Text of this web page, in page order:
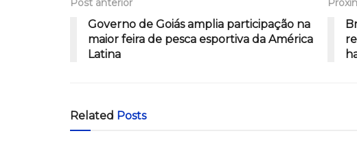
Post anterior
Governo de Goiás amplia participação na
maior feira de pesca esportiva da América
Latina
Related Posts